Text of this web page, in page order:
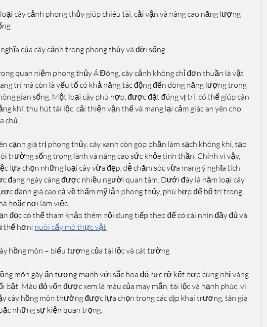
cây cảnh phong thủy giúp chiêu tài, cải vận và nâng cao năng lượng
của cây cảnh trong phong thủy và đời sống
quan niệm phong thủy Á Đông, cây cảnh không chỉ đơn thuần là vật
trí mà còn là yếu tố có khả năng tác động đến dòng năng lượng trong
gian sống. Một loại cây phù hợp, được đặt đúng vị trí, có thể giúp cân
khí, thu hút tài lộc, cải thiện vận thế và mang lại cảm giác an yên cho
chủ.
cạnh giá trị phong thủy, cây xanh còn góp phần làm sạch không khí, tạo
trường sống trong lành và nâng cao sức khỏe tinh thần. Chính vì vậy,
lựa chọn những loại cây vừa đẹp, dễ chăm sóc vừa mang ý nghĩa tích
đang ngày càng được nhiều người quan tâm. Dưới đây là năm loại cây
đánh giá cao cả về thẩm mỹ lẫn phong thủy, phù hợp để bố trí trong
hoặc nơi làm việc.
đọc có thể tham khảo thêm nội dung tiếp theo để có cái nhìn đầy đủ và
thể hơn: nuôi cấy mô thực vật
hồng môn – biểu tượng của tài lộc và cát tường
môn gây ấn tượng mạnh với sắc hoa đỏ rực rỡ kết hợp cùng nhị vàng
bật. Màu đỏ vốn được xem là màu của may mắn, tài lộc và hạnh phúc, vì
cây hồng môn thường được lựa chọn trong các dịp khai trương, tân gia
những sự kiện quan trọng.